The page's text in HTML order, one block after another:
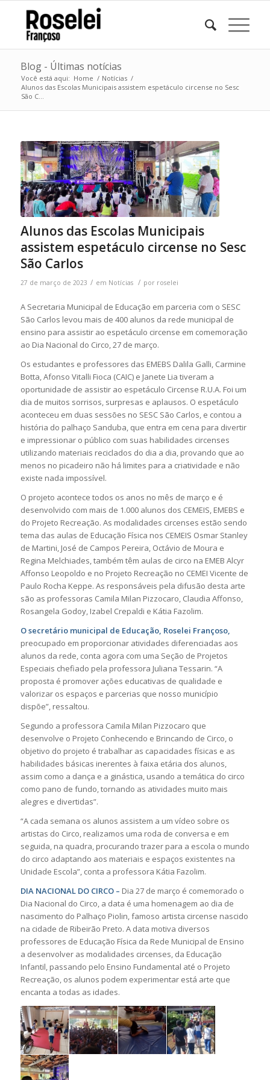
Blog - Últimas notícias
Você está aqui: Home / Notícias /
Alunos das Escolas Municipais assistem espetáculo circense no Sesc
São C...
Alunos das Escolas Municipais
assistem espetáculo circense no Sesc
São Carlos
27 de março de 2023 / em Notícias / por roselei
A Secretaria Municipal de Educação em parceria com o SESC
São Carlos levou mais de 400 alunos da rede municipal de
ensino para assistir ao espetáculo circense em comemoração
ao Dia Nacional do Circo, 27 de março.
Os estudantes e professores das EMEBS Dalila Galli, Carmine
Botta, Afonso Vitalli Fioca (CAIC) e Janete Lia tiveram a
oportunidade de assistir ao espetáculo Circense R.U.A. Foi um
dia de muitos sorrisos, surpresas e aplausos. O espetáculo
aconteceu em duas sessões no SESC São Carlos, e contou a
história do palhaço Sanduba, que entra em cena para divertir
e impressionar o público com suas habilidades circenses
utilizando materiais reciclados do dia a dia, provando que ao
menos no picadeiro não há limites para a criatividade e não
existe nada impossível.
O projeto acontece todos os anos no mês de março e é
desenvolvido com mais de 1.000 alunos dos CEMEIS, EMEBS e
do Projeto Recreação. As modalidades circenses estão sendo
tema das aulas de Educação Física nos CEMEIS Osmar Stanley
de Martini, José de Campos Pereira, Octávio de Moura e
Regina Melchiades, também têm aulas de circo na EMEB Alcyr
Affonso Leopoldo e no Projeto Recreação no CEMEI Vicente de
Paulo Rocha Keppe. As responsáveis pela difusão desta arte
são as professoras Camila Milan Pizzocaro, Claudia Affonso,
Rosangela Godoy, Izabel Crepaldi e Kátia Fazolim.
O secretário municipal de Educação, Roselei Françoso,
preocupado em proporcionar atividades diferenciadas aos
alunos da rede, conta agora com uma Seção de Projetos
Especiais chefiado pela professora Juliana Tessarin. “A
proposta é promover ações educativas de qualidade e
valorizar os espaços e parcerias que nosso município
dispõe”, ressaltou.
Segundo a professora Camila Milan Pizzocaro que
desenvolve o Projeto Conhecendo e Brincando de Circo, o
objetivo do projeto é trabalhar as capacidades físicas e as
habilidades básicas inerentes à faixa etária dos alunos,
assim como a dança e a ginástica, usando a temática do circo
como pano de fundo, tornando as atividades muito mais
alegres e divertidas”.
“A cada semana os alunos assistem a um vídeo sobre os
artistas do Circo, realizamos uma roda de conversa e em
seguida, na quadra, procurando trazer para a escola o mundo
do circo adaptando aos materiais e espaços existentes na
Unidade Escola”, conta a professora Kátia Fazolim.
DIA NACIONAL DO CIRCO – Dia 27 de março é comemorado o
Dia Nacional do Circo, a data é uma homenagem ao dia de
nascimento do Palhaço Piolin, famoso artista circense nascido
na cidade de Ribeirão Preto. A data motiva diversos
professores de Educação Física da Rede Municipal de Ensino
a desenvolver as modalidades circenses, da Educação
Infantil, passando pelo Ensino Fundamental até o Projeto
Recreação, os alunos podem experimentar está arte que
encanta a todas as idades.